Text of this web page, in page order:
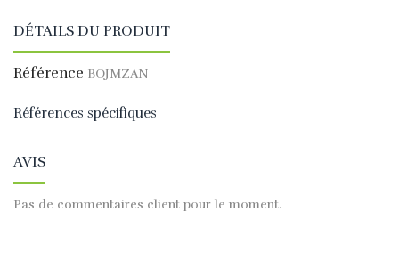
DÉTAILS DU PRODUIT
Référence BOJMZAN
Références spécifiques
AVIS
Pas de commentaires client pour le moment.